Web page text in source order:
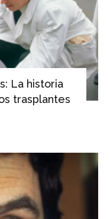
La historia
trasplantes